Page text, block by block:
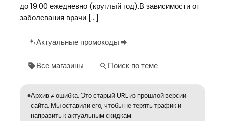
до 19.00 ежедневно (круглый год).В зависимости от
заболевания врачи […]
Актуальные промокоды
Все магазины Поиск по теме
Архив ≠ ошибка. Это старый URL из прошлой версии
сайта. Мы оставили его, чтобы не терять трафик и
направить к актуальным скидкам.